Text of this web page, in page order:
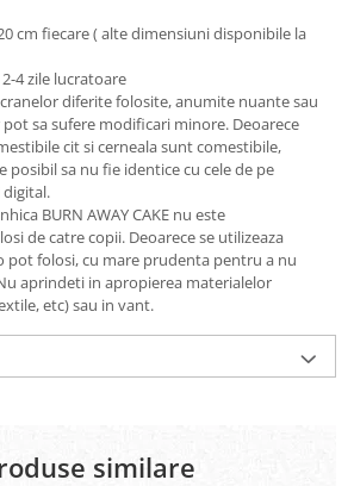
cm fiecare ( alte dimensiuni disponibile la
2-4 zile lucratoare
diferite folosite, anumite nuante sau
sa sufere modificari minore. Deoarece
cit si cerneala sunt comestibile,
posibil sa nu fie identice cu cele de pe
BURN AWAY CAKE nu este
de catre copii. Deoarece se utilizeaza
pot folosi, cu mare prudenta pentru a nu
aprindeti in apropierea materialelor
etc) sau in vant.
similare